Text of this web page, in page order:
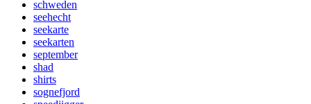
schweden
seehecht
seekarte
seekarten
september
shad
shirts
sognefjord